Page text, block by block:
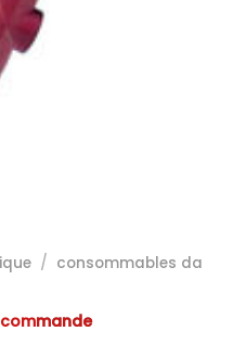
/ consommables da
commande